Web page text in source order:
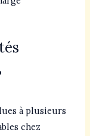
à plusieurs
chez